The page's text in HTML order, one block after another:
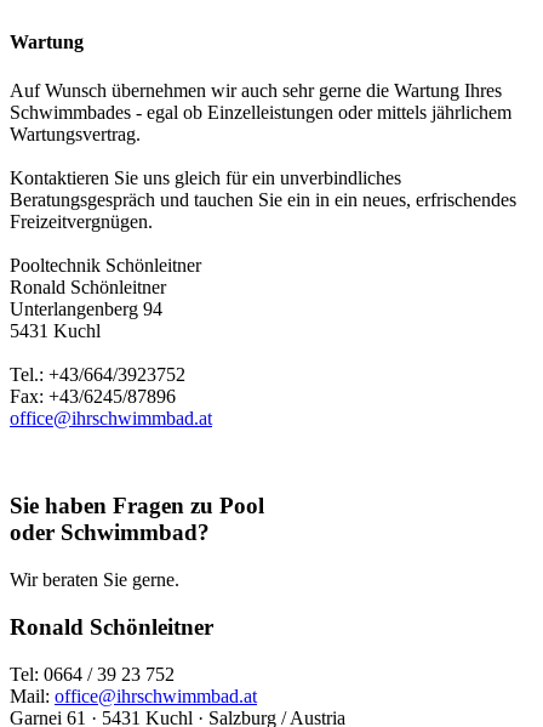
Wartung
Auf Wunsch übernehmen wir auch sehr gerne die Wartung Ihres
Schwimmbades - egal ob Einzelleistungen oder mittels jährlichem
Wartungsvertrag.
Kontaktieren Sie uns gleich für ein unverbindliches
Beratungsgespräch und tauchen Sie ein in ein neues, erfrischendes
Freizeitvergnügen.
Pooltechnik Schönleitner
Ronald Schönleitner
Unterlangenberg 94
5431 Kuchl
Tel.: +43/664/3923752
Fax: +43/6245/87896
office@ihrschwimmbad.at
Sie haben Fragen zu Pool
oder Schwimmbad?
Wir beraten Sie gerne.
Ronald Schönleitner
Tel: 0664 / 39 23 752
Mail: office@ihrschwimmbad.at
Garnei 61 · 5431 Kuchl · Salzburg / Austria